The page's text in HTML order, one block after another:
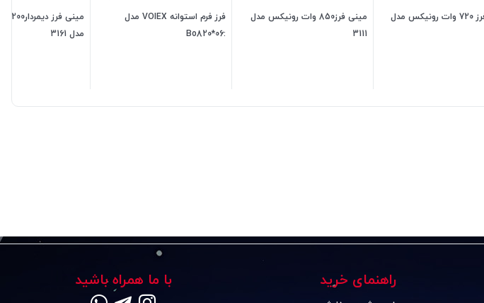
مینی فرز 720 وات رونیکس مدل
مینی فرز850 وات رونیکس مدل
3111
فرز فرم استوانه VOIEX مدل
:Bo820*06
مدل 3161
راهنمای خرید با ما همراه باشید